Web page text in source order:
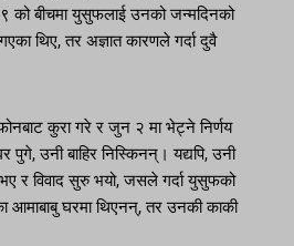
को बीचमा युसुफलाई उनको जन्मदिनको
थिए, तर अज्ञात कारणले गर्दा दुवै
कुरा गरे र जुन २ मा भेट्ने निर्णय
उनी बाहिर निस्किनन्। यद्यपि, उनी
र विवाद सुरु भयो, जसले गर्दा युसुफको
आमाबाबु घरमा थिएनन्, तर उनकी काकी